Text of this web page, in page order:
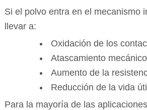
Si el polvo entra en el mecanismo
llevar a:
Oxidación de los
Atascamiento mecánico
Aumento de la
Reducción de la vida
Para la mayoría de las